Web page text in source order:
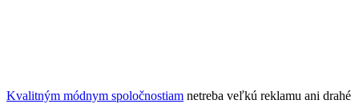
Kvalitným módnym spoločnostiam netreba veľkú reklamu ani drahé